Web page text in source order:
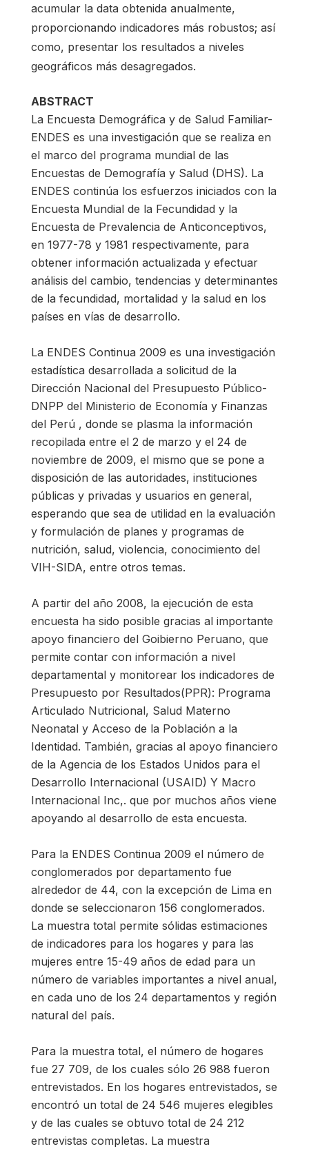
acumular la data obtenida anualmente,
proporcionando indicadores más robustos; así
como, presentar los resultados a niveles
geográficos más desagregados.
ABSTRACT
La Encuesta Demográfica y de Salud Familiar-
ENDES es una investigación que se realiza en
el marco del programa mundial de las
Encuestas de Demografía y Salud (DHS). La
ENDES continúa los esfuerzos iniciados con la
Encuesta Mundial de la Fecundidad y la
Encuesta de Prevalencia de Anticonceptivos,
en 1977-78 y 1981 respectivamente, para
obtener información actualizada y efectuar
análisis del cambio, tendencias y determinantes
de la fecundidad, mortalidad y la salud en los
países en vías de desarrollo.
La ENDES Continua 2009 es una investigación
estadística desarrollada a solicitud de la
Dirección Nacional del Presupuesto Público-
DNPP del Ministerio de Economía y Finanzas
del Perú , donde se plasma la información
recopilada entre el 2 de marzo y el 24 de
noviembre de 2009, el mismo que se pone a
disposición de las autoridades, instituciones
públicas y privadas y usuarios en general,
esperando que sea de utilidad en la evaluación
y formulación de planes y programas de
nutrición, salud, violencia, conocimiento del
VIH-SIDA, entre otros temas.
A partir del año 2008, la ejecución de esta
encuesta ha sido posible gracias al importante
apoyo financiero del Goibierno Peruano, que
permite contar con información a nivel
departamental y monitorear los indicadores de
Presupuesto por Resultados(PPR): Programa
Articulado Nutricional, Salud Materno
Neonatal y Acceso de la Población a la
Identidad. También, gracias al apoyo financiero
de la Agencia de los Estados Unidos para el
Desarrollo Internacional (USAID) Y Macro
Internacional Inc,. que por muchos años viene
apoyando al desarrollo de esta encuesta.
Para la ENDES Continua 2009 el número de
conglomerados por departamento fue
alrededor de 44, con la excepción de Lima en
donde se seleccionaron 156 conglomerados.
La muestra total permite sólidas estimaciones
de indicadores para los hogares y para las
mujeres entre 15-49 años de edad para un
número de variables importantes a nivel anual,
en cada uno de los 24 departamentos y región
natural del país.
Para la muestra total, el número de hogares
fue 27 709, de los cuales sólo 26 988 fueron
entrevistados. En los hogares entrevistados, se
encontró un total de 24 546 mujeres elegibles
y de las cuales se obtuvo total de 24 212
entrevistas completas. La muestra